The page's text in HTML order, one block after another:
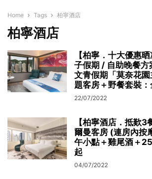
Home Tags 柏寧酒店
柏寧酒店
【柏寧．十大優惠
子假期 / 自助晚餐方
文青假期「莫奈花
題客房＋野餐套裝
22/07/2022
【柏寧酒店．抵歎
爾曼客房 (連房內按
午小點＋雞尾酒＋
起
04/07/2022